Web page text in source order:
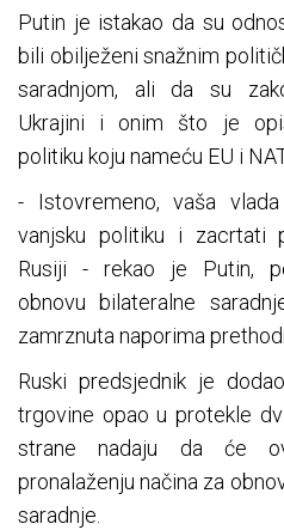
Putin je istakao da su
bili obilježeni snažnim
saradnjom, ali da su
Ukrajini i onim što je
politiku koju nameću EU i
- Istovremeno, vaša
vanjsku politiku i zacrtati
Rusiji - rekao je Putin,
obnovu bilateralne
zamrznuta naporima
Ruski predsjednik je
trgovine opao u protekle
strane nadaju da će
pronalaženju načina za
saradnje.